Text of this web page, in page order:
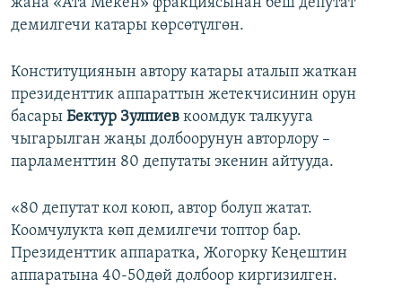
демилгечи катары көрсөтүлгөн.
Конституциянын автору катары аталып жаткан
президенттик аппараттын жетекчисинин орун
басары Бектур Зулпиев коомдук талкууга
чыгарылган жаңы долбоорунун авторлору –
парламенттин 80 депутаты экенин айтууда.
«80 депутат кол коюп, автор болуп жатат.
Коомчулукта көп демилгечи топтор бар.
Президенттик аппаратка, Жогорку Кеңештин
аппаратына 40-50дөй долбоор киргизилген.